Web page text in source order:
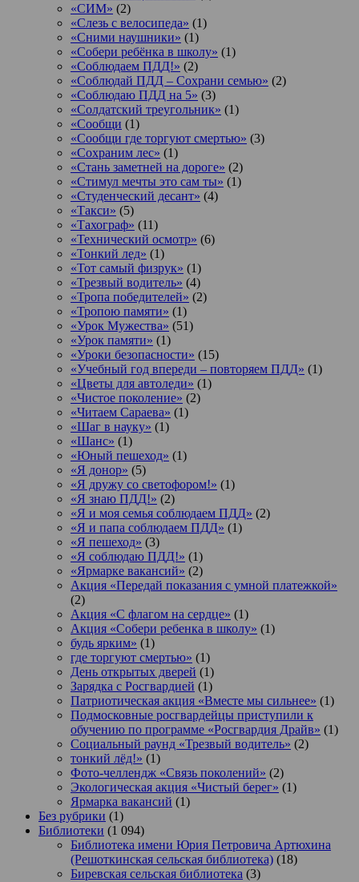
«СИМ» (2)
«Слезь с велосипеда» (1)
«Сними наушники» (1)
«Собери ребёнка в школу» (1)
«Соблюдаем ПДД!» (2)
«Соблюдай ПДД – Сохрани семью» (2)
«Соблюдаю ПДД на 5» (3)
«Солдатский треугольник» (1)
«Сообщи (1)
«Сообщи где торгуют смертью» (3)
«Сохраним лес» (1)
«Стань заметней на дороге» (2)
«Стимул мечты это сам ты» (1)
«Студенческий десант» (4)
«Такси» (5)
«Тахограф» (11)
«Технический осмотр» (6)
«Тонкий лед» (1)
«Тот самый физрук» (1)
«Трезвый водитель» (4)
«Тропа победителей» (2)
«Тропою памяти» (1)
«Урок Мужества» (51)
«Урок памяти» (1)
«Уроки безопасности» (15)
«Учебный год впереди – повторяем ПДД» (1)
«Цветы для автоледи» (1)
«Чистое поколение» (2)
«Читаем Сараева» (1)
«Шаг в науку» (1)
«Шанс» (1)
«Юный пешеход» (1)
«Я донор» (5)
«Я дружу со светофором!» (1)
«Я знаю ПДД!» (2)
«Я и моя семья соблюдаем ПДД» (2)
«Я и папа соблюдаем ПДД» (1)
«Я пешеход» (3)
«Я соблюдаю ПДД!» (1)
«Ярмарке вакансий» (2)
Акция «Передай показания с умной платежкой»
(2)
Акция «С флагом на сердце» (1)
Акция «Собери ребенка в школу» (1)
будь ярким» (1)
где торгуют смертью» (1)
День открытых дверей (1)
Зарядка с Росгвардией (1)
Патриотическая акция «Вместе мы сильнее» (1)
Подмосковные росгвардейцы приступили к
обучению по программе «Росгвардия Драйв» (1)
Социальный раунд «Трезвый водитель» (2)
тонкий лёд!» (1)
Фото-челлендж «Связь поколений» (2)
Экологическая акция «Чистый берег» (1)
Ярмарка вакансий (1)
Без рубрики (1)
Библиотеки (1 094)
Библиотека имени Юрия Петровича Артюхина
(Решоткинская сельская библиотека) (18)
Биревская сельская библиотека (3)